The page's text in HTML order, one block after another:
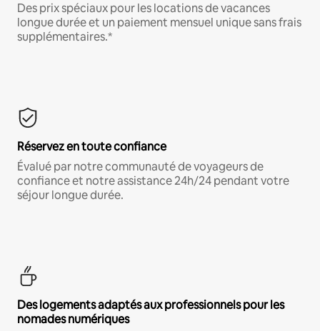
Des prix spéciaux pour les locations de vacances
longue durée et un paiement mensuel unique sans frais
supplémentaires.*
Réservez en toute confiance
Évalué par notre communauté de voyageurs de
confiance et notre assistance 24h/24 pendant votre
séjour longue durée.
Des logements adaptés aux professionnels pour les
nomades numériques